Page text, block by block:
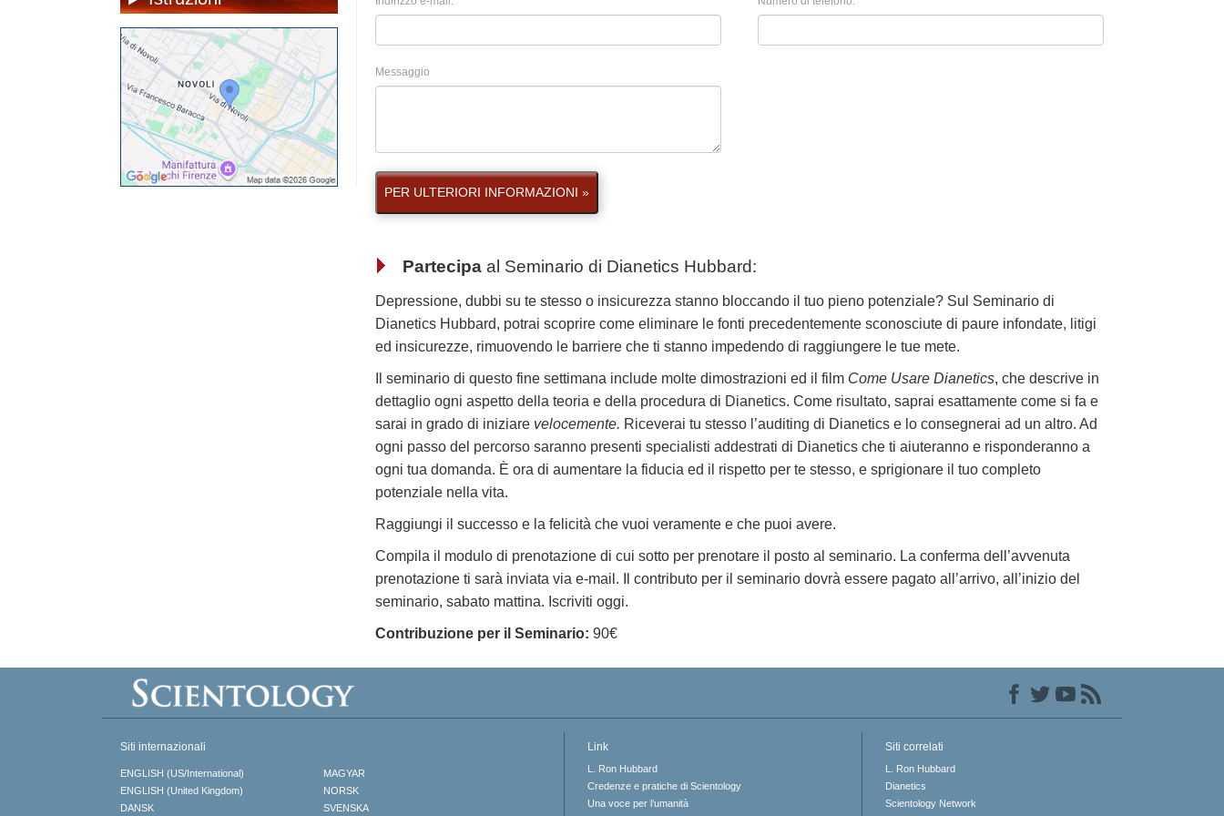
Messaggio
PER ULTERIORI INFORMAZIONI »
Partecipa al Seminario di Dianetics Hubbard:
Depressione, dubbi su te stesso o insicurezza stanno bloccando il tuo pieno potenziale? Sul Seminario di
Dianetics Hubbard, potrai scoprire come eliminare le fonti precedentemente sconosciute di paure infondate, litigi
ed insicurezze, rimuovendo le barriere che ti stanno impedendo di raggiungere le tue mete.
Il seminario di questo fine settimana include molte dimostrazioni ed il film Come Usare Dianetics, che descrive in
dettaglio ogni aspetto della teoria e della procedura di Dianetics. Come risultato, saprai esattamente come si fa e
sarai in grado di iniziare velocemente. Riceverai tu stesso l’auditing di Dianetics e lo consegnerai ad un altro. Ad
ogni passo del percorso saranno presenti specialisti addestrati di Dianetics che ti aiuteranno e risponderanno a
ogni tua domanda. È ora di aumentare la fiducia ed il rispetto per te stesso, e sprigionare il tuo completo
potenziale nella vita.
Raggiungi il successo e la felicità che vuoi veramente e che puoi avere.
Compila il modulo di prenotazione di cui sotto per prenotare il posto al seminario. La conferma dell’avvenuta
prenotazione ti sarà inviata via e-mail. Il contributo per il seminario dovrà essere pagato all’arrivo, all’inizio del
seminario, sabato mattina. Iscriviti oggi.
Contribuzione per il Seminario: 90€
Siti internazionali
ENGLISH (US/International)
ENGLISH (United Kingdom)
DANSK
MAGYAR
NORSK
SVENSKA
Link
L. Ron Hubbard
Credenze e pratiche di Scientology
Una voce per l’umanità
Siti correlati
L. Ron Hubbard
Dianetics
Scientology Network